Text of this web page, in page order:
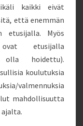
kaikki eivät
että enemmän
etusijalla. Myös
etusijalla
hoidettu).
koulutuksia
valmennuksia
mahdollisuutta